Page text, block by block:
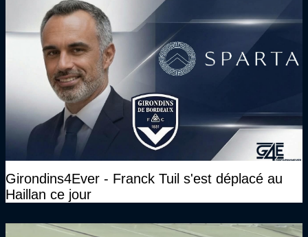
Girondins4Ever - Franck Tuil s'est déplacé au
Haillan ce jour